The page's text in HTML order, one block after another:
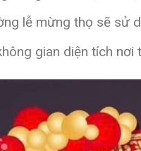
lễ mừng thọ sẽ sử
gian diện tích